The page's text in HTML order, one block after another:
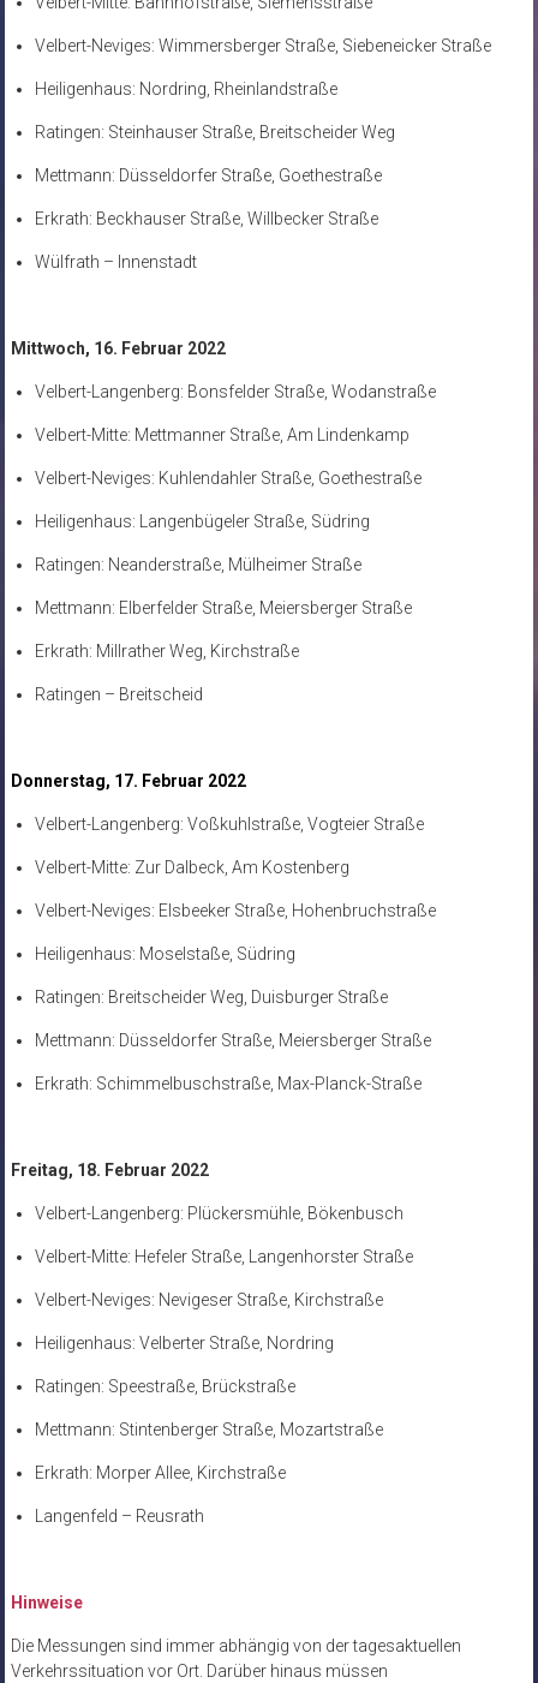
Velbert-Neviges: Wimmersberger Straße, Siebeneicker Straße
Heiligenhaus: Nordring, Rheinlandstraße
Ratingen: Steinhauser Straße, Breitscheider Weg
Mettmann: Düsseldorfer Straße, Goethestraße
Erkrath: Beckhauser Straße, Willbecker Straße
Wülfrath – Innenstadt
Mittwoch, 16. Februar 2022
Velbert-Langenberg: Bonsfelder Straße, Wodanstraße
Velbert-Mitte: Mettmanner Straße, Am Lindenkamp
Velbert-Neviges: Kuhlendahler Straße, Goethestraße
Heiligenhaus: Langenbügeler Straße, Südring
Ratingen: Neanderstraße, Mülheimer Straße
Mettmann: Elberfelder Straße, Meiersberger Straße
Erkrath: Millrather Weg, Kirchstraße
Ratingen – Breitscheid
Donnerstag, 17. Februar 2022
Velbert-Langenberg: Voßkuhlstraße, Vogteier Straße
Velbert-Mitte: Zur Dalbeck, Am Kostenberg
Velbert-Neviges: Elsbeeker Straße, Hohenbruchstraße
Heiligenhaus: Moselstaße, Südring
Ratingen: Breitscheider Weg, Duisburger Straße
Mettmann: Düsseldorfer Straße, Meiersberger Straße
Erkrath: Schimmelbuschstraße, Max-Planck-Straße
Freitag, 18. Februar 2022
Velbert-Langenberg: Plückersmühle, Bökenbusch
Velbert-Mitte: Hefeler Straße, Langenhorster Straße
Velbert-Neviges: Nevigeser Straße, Kirchstraße
Heiligenhaus: Velberter Straße, Nordring
Ratingen: Speestraße, Brückstraße
Mettmann: Stintenberger Straße, Mozartstraße
Erkrath: Morper Allee, Kirchstraße
Langenfeld – Reusrath
Hinweise
Die Messungen sind immer abhängig von der tagesaktuellen
Verkehrssituation vor Ort. Darüber hinaus müssen